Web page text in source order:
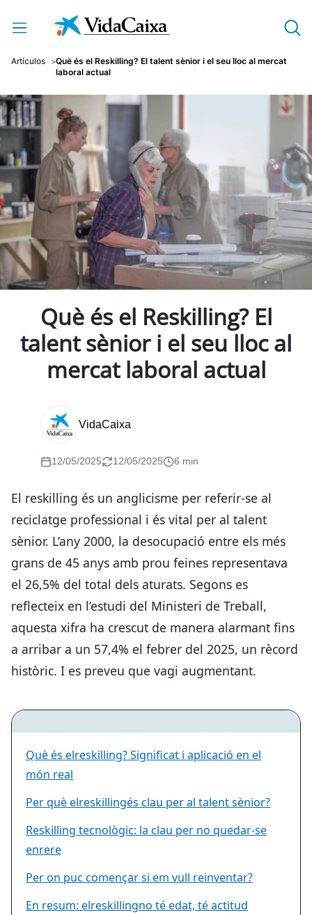
Salta al contingut principal
Artículos
Què és el Reskilling? El talent sènior i el seu lloc al mercat
laboral actual
Què és el Reskilling? El
talent sènior i el seu lloc al
mercat laboral actual
VidaCaixa
12/05/2025 12/05/2025 6 min
El reskilling és un anglicisme per referir-se al
reciclatge professional i és vital per al talent
sènior. L’any 2000, la desocupació entre els més
grans de 45 anys amb prou feines representava
el 26,5% del total dels aturats. Segons es
reflecteix en l’estudi del Ministeri de Treball,
aquesta xifra ha crescut de manera alarmant fins
a arribar a un 57,4% el febrer del 2025, un rècord
històric. I es preveu que vagi augmentant.
Què és elreskilling? Significat i aplicació en el
món real
Per què elreskillingés clau per al talent sènior?
Reskilling tecnològic: la clau per no quedar-se
enrere
Per on puc començar si em vull reinventar?
En resum: elreskillingno té edat, té actitud